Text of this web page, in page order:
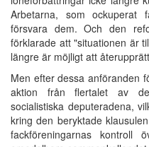
Arbetarna, som ockuperat
försvara dem. Och den
förklarade att "situationen är
längre är möjligt att
Men efter dessa anföranden
aktion från flertalet av
socialistiska deputeradena,
kring den beryktade
fackföreningarnas kontroll